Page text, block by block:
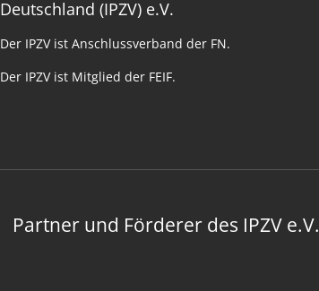
Deutschland (IPZV) e.V.
Der IPZV ist Anschlussverband der FN.
Der IPZV ist Mitglied der FEIF.
Partner und Förderer des IPZV e.V.